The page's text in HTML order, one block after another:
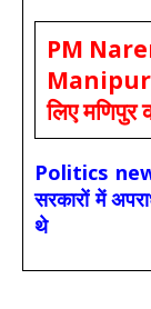
PM
Manipur:
लिए
Politics
सरकारों में
थे